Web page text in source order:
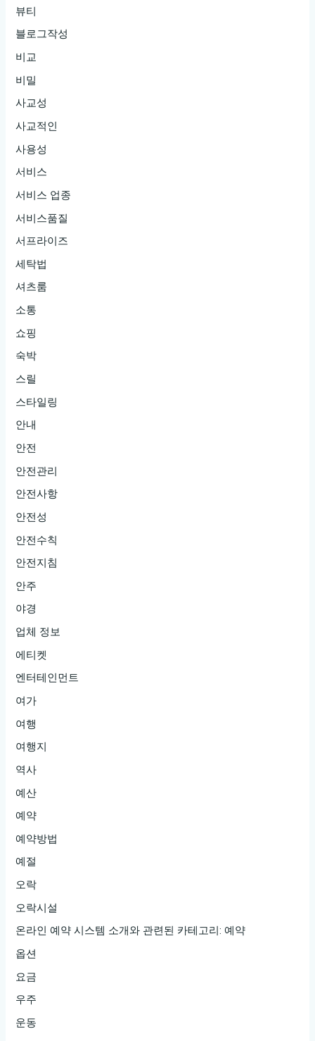
뷰티
블로그작성
비교
비밀
사교성
사교적인
사용성
서비스
서비스 업종
서비스품질
서프라이즈
세탁법
셔츠룸
소통
쇼핑
숙박
스릴
스타일링
안내
안전
안전관리
안전사항
안전성
안전수칙
안전지침
안주
야경
업체 정보
에티켓
엔터테인먼트
여가
여행
여행지
역사
예산
예약
예약방법
예절
오락
오락시설
온라인 예약 시스템 소개와 관련된 카테고리: 예약
옵션
요금
우주
운동